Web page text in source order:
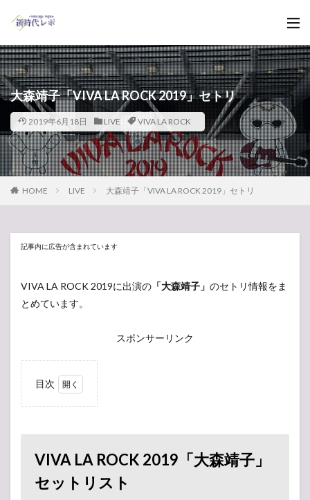
大森靖子「VIVA LA ROCK 2019」セトリ
2019年6月18日 LIVE VIVA LA ROCK
HOME LIVE 大森靖子「VIVA LA ROCK 2019」セトリ
記事内に広告が含まれています
VIVA LA ROCK 2019に出演の 「大森靖子」 のセトリ情報をま
とめています。
スポンサーリンク
目次
セットリ
スト
1.1
VIVA LA ROCK 2019「大森靖子」
セットリスト